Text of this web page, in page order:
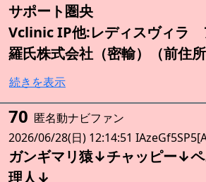
サポート圏央
Vclinic IP他:レディスヴィラ
羅氏株式会社（密輸）（前住
続きを表示
70 匿名動ナビファン
2026/06/28(日) 12:14:51
ガンギマリ猿↓チャッピー↓
理人↓